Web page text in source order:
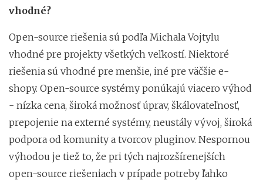
vhodné?
Open-source riešenia sú podľa Michala Vojtylu
vhodné pre projekty všetkých veľkostí. Niektoré
riešenia sú vhodné pre menšie, iné pre väčšie e-
shopy. Open-source systémy ponúkajú viacero výhod
- nízka cena, široká možnosť úprav, škálovateľnosť,
prepojenie na externé systémy, neustály vývoj, široká
podpora od komunity a tvorcov pluginov. Nespornou
výhodou je tiež to, že pri tých najrozšírenejších
open-source riešeniach v prípade potreby ľahko